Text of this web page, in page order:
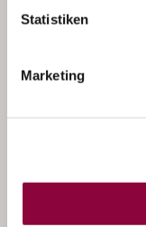
Statistiken
Marketing